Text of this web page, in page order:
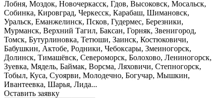
Лобня, Моздок, Новочеркасск, Гдов, Высоковск, Мосальск,
Собинка, Кировград, Черкесск, Карабаш, Шимановск,
Уральск, Еманжелинск, Псков, Гудермес, Березники,
Мурманск, Верхний Тагил, Баксан, Горняк, Звенигород,
Томск, Бутурлиновка, Тетюши, Заинск, Костюковичи,
Бабушкин, Актобе, Родники, Чебоксары, Змеиногорск,
Долинск, Тимашёвск, Североморск, Болохово, Лениногорск,
Зуевка, Мядель, Баймак, Ворсма, Ляховичи, Степногорск,
Тобыл, Куса, Суоярви, Молодечно, Богучар, Мышкин,
Ивантеевка, Шарья, Лида...
Оставить заявку